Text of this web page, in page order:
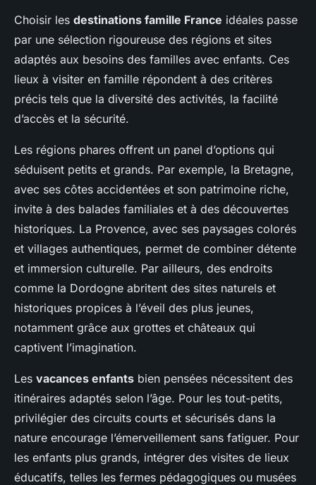
Choisir les destinations famille France idéales passe
par une sélection rigoureuse des régions et sites
adaptés aux besoins des familles avec enfants. Ces
lieux à visiter en famille répondent à des critères
précis tels que la diversité des activités, la facilité
d’accès et la sécurité.
Les régions phares offrent un panel d’options qui
séduisent petits et grands. Par exemple, la Bretagne,
avec ses côtes accidentées et son patrimoine riche,
invite à des balades familiales et à des découvertes
historiques. La Provence, avec ses paysages colorés
et villages authentiques, permet de combiner détente
et immersion culturelle. Par ailleurs, des endroits
comme la Dordogne abritent des sites naturels et
historiques propices à l’éveil des plus jeunes,
notamment grâce aux grottes et châteaux qui
captivent l’imagination.
Les vacances enfants bien pensées nécessitent des
itinéraires adaptés selon l’âge. Pour les tout-petits,
privilégier des circuits courts et sécurisés dans la
nature encourage l’émerveillement sans fatiguer. Pour
les enfants plus grands, intégrer des visites de lieux
éducatifs, telles les fermes pédagogiques ou musées